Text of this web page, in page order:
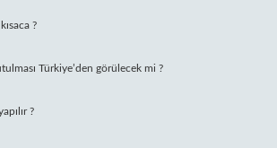
?
Türkiye’den görülecek mi ?
?